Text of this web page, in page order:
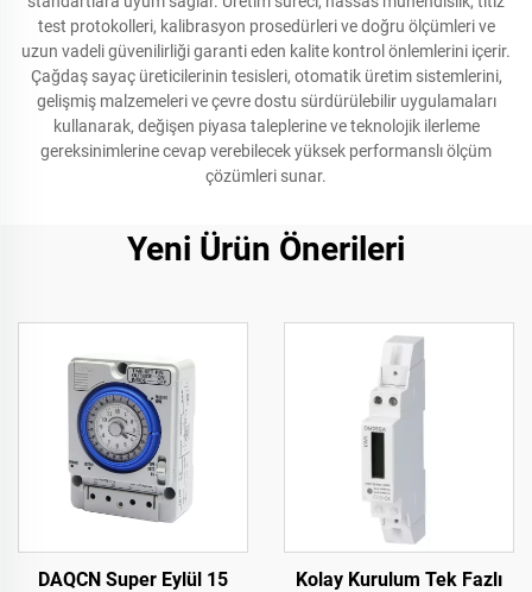
test protokolleri, kalibrasyon prosedürleri ve doğru ölçümleri ve
uzun vadeli güvenilirliği garanti eden kalite kontrol önlemlerini içerir.
Çağdaş sayaç üreticilerinin tesisleri, otomatik üretim sistemlerini,
gelişmiş malzemeleri ve çevre dostu sürdürülebilir uygulamaları
kullanarak, değişen piyasa taleplerine ve teknolojik ilerleme
gereksinimlerine cevap verebilecek yüksek performanslı ölçüm
çözümleri sunar.
Yeni Ürün Önerileri
DAQCN Super Eylül 15
Kolay Kurulum Tek Fazlı